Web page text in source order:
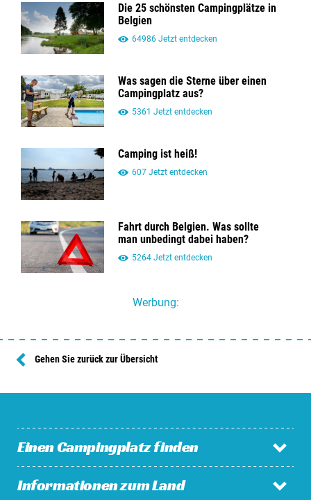
Die 25 schönsten Campingplätze in
Belgien
64986 Jetzt entdecken
Was sagen die Sterne über einen
Campingplatz aus?
5361 Jetzt entdecken
Camping ist heiß!
607 Jetzt entdecken
Fahrt durch Belgien. Was sollte
man unbedingt dabei haben?
5264 Jetzt entdecken
Werbung:
Gehen Sie zurück zur Übersicht
Einen Campingplatz finden
Campingplätze in den Niederlanden
Informationen zum Land